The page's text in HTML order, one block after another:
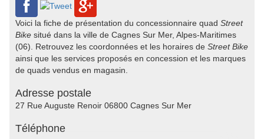
Voici la fiche de présentation du concessionnaire quad Street
Bike situé dans la ville de Cagnes Sur Mer, Alpes-Maritimes
(06). Retrouvez les coordonnées et les horaires de Street Bike
ainsi que les services proposés en concession et les marques
de quads vendus en magasin.
Adresse postale
27 Rue Auguste Renoir 06800 Cagnes Sur Mer
Téléphone